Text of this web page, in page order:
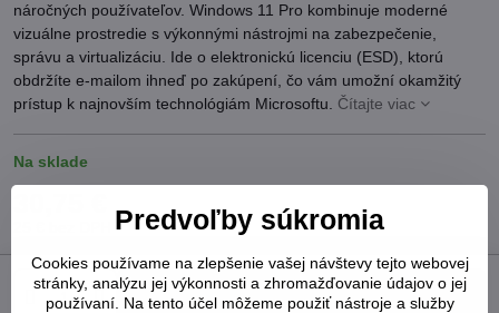
náročných používateľov. Windows 11 Pro kombinuje moderné
vizuálne prostredie s výkonnými nástrojmi na zabezpečenie,
správu a virtualizáciu. Ide o elektronickú licenciu (ESD), ktorú
obdržíte e-mailom ihneď po zakúpení, čo vám umožní okamžitý
prístup k najnovším technológiám Microsoftu. Čítajte viac
Na sklade
Do košíka
Predvoľby súkromia
Cookies používame na zlepšenie vašej návštevy tejto webovej
stránky, analýzu jej výkonnosti a zhromažďovanie údajov o jej
používaní. Na tento účel môžeme použiť nástroje a služby